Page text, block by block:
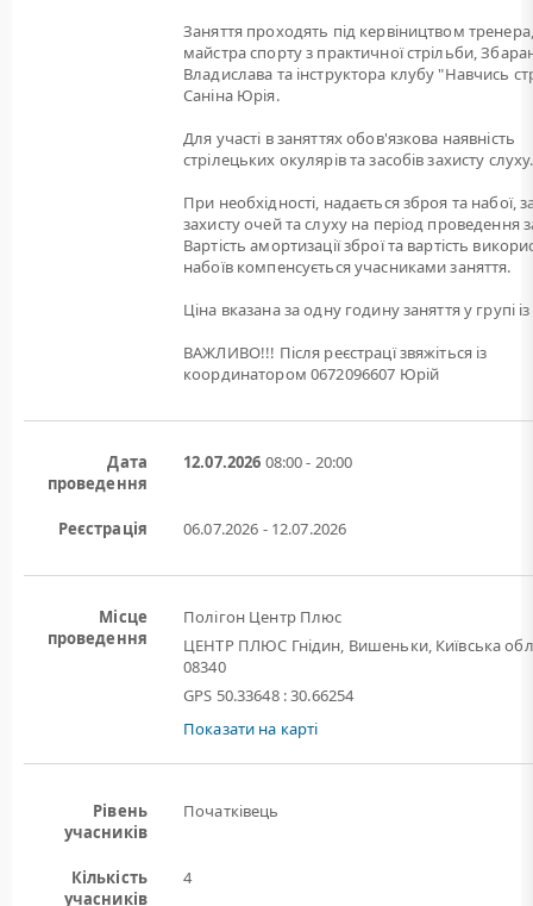
Заняття проходять під кервіництвом
майстра спорту з практичної стрільби,
Владислава та інструктора клубу "Навчись
Саніна Юрія.
Для участі в заняттях обов'язкова наявність
стрілецьких окулярів та засобів захисту слуху.
При необхідності, надається зброя та набої,
захисту очей та слуху на період проведення
Вартість амортизації зброї та вартість
набоїв компенсується учасниками заняття.
Ціна вказана за одну годину заняття у групі із
ВАЖЛИВО!!! Після реєстрацї звяжіться із
координатором 0672096607 Юрій
Дата
проведення
12.07.2026 08:00 - 20:00
Реєстрація 06.07.2026 - 12.07.2026
Місце
проведення
Полігон Центр Плюс
ЦЕНТР ПЛЮС Гнідин, Вишеньки, Київська
08340
GPS 50.33648 : 30.66254
Показати на карті
Рівень
учасників
Початківець
Кількість
учасників
4